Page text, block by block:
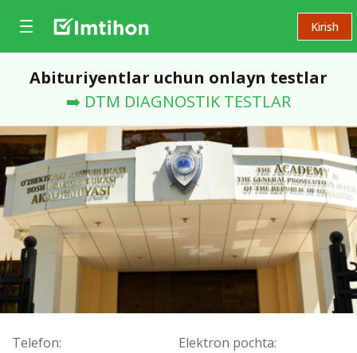
Kirish
Abituriyentlar uchun onlayn testlar
➡️ DTM DIAGNOSTIK TESTLAR
Telefon:
Elektron pochta: